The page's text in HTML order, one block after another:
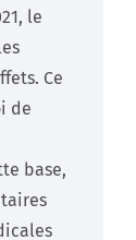
le
Ce
de
base,